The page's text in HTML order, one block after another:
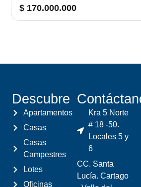
$ 170.000.000
Descubre
Apartamentos
Casas
Casas
Campestres
Lotes
Oficinas
Kra 5 Norte
# 18 -50.
Locales 5 y
6
CC. Santa
Lucía. Cartago